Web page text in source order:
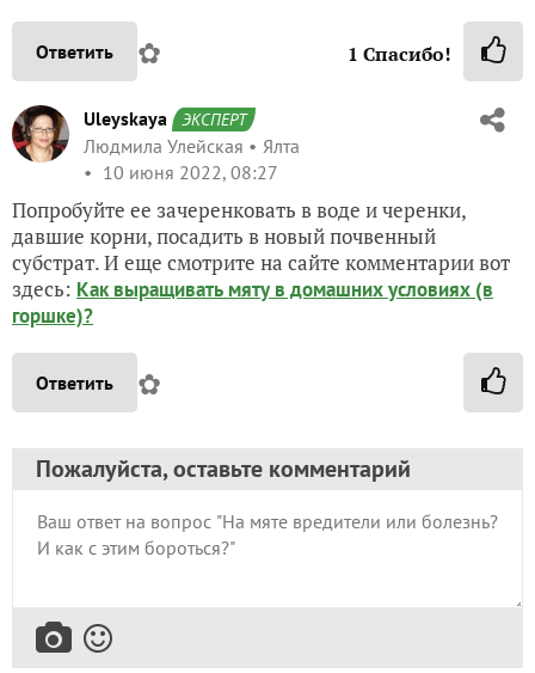
Ответить ✿ 1 Спасибо!
Uleyskaya ЭКСПЕРТ
Людмила Улейская
Ялта
10 июня 2022, 08:27
Попробуйте ее зачеренковать в воде и черенки,
давшие корни, посадить в новый почвенный
субстрат. И еще смотрите на сайте комментарии вот
здесь: Как выращивать мяту в домашних условиях (в
горшке)?
Ответить ✿
Пожалуйста, оставьте комментарий